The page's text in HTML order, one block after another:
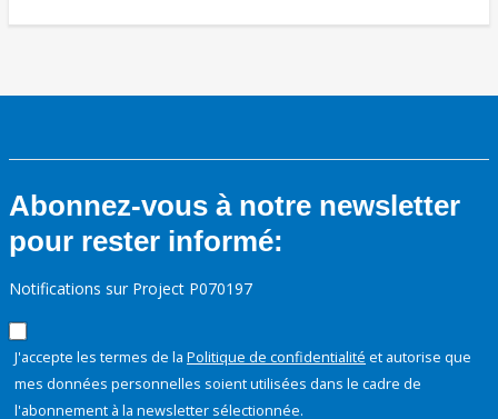
Abonnez-vous à notre newsletter
pour rester informé:
Notifications sur Project P070197
J'accepte les termes de la Politique de confidentialité et autorise que
mes données personnelles soient utilisées dans le cadre de
l'abonnement à la newsletter sélectionnée.